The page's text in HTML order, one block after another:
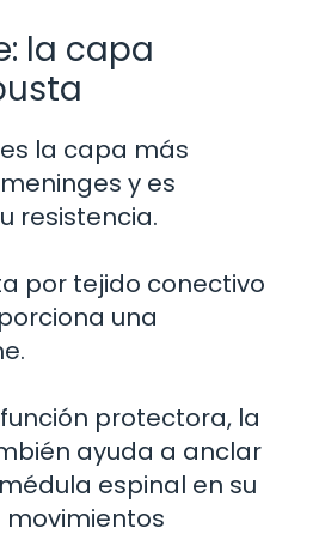
la capa
la capa más
y es
resistencia.
por tejido conectivo
una
protectora, la
ayuda a anclar
espinal en su
movimientos